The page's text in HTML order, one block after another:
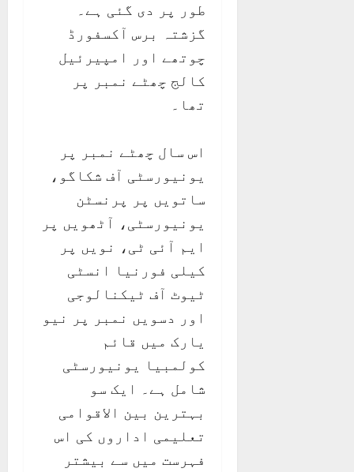
طور پر دی گئی ہے۔
گزشتہ برس آکسفورڈ
چوتھے اور امپیرئیل
کالج چھٹے نمبر پر
تھا۔
اس سال چھٹے نمبر پر
یونیورسٹی آف شکاگو،
ساتویں پر پرنسٹن
یونیورسٹی، آٹھویں پر
ایم آئی ٹی، نویں پر
کیلی فورنیا انسٹی
ٹیوٹ آف ٹیکنالوجی
اور دسویں نمبر پر نیو
یارک میں قائم
کولمبیا یونیورسٹی
شامل ہے۔ ایک سو
بہترین بین الاقوامی
تعلیمی اداروں کی اس
فہرست میں سے بیشتر